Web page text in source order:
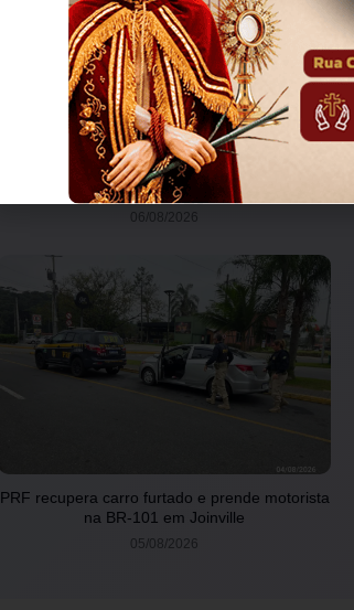
Araquari promove 2ª Caminhada do Agosto
Lilás no dia 7 de agosto
06/08/2026
PRF recupera carro furtado e prende motorista
na BR-101 em Joinville
05/08/2026